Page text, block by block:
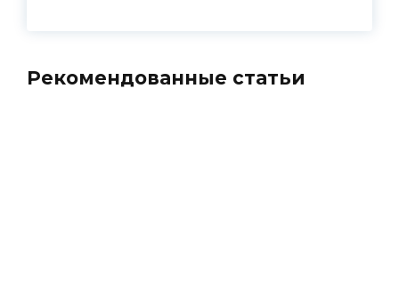
Рекомендованные статьи